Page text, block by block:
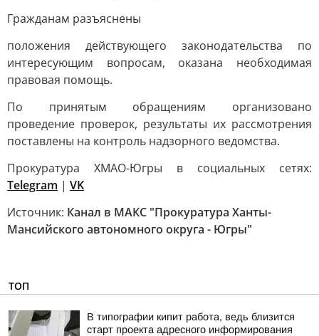
Гражданам разъяснены
положения действующего законодательства по
интересующим вопросам, оказана необходимая
правовая помощь.
По принятым обращениям организовано
проведение проверок, результаты их рассмотрения
поставлены на контроль надзорного ведомства.
Прокуратура ХМАО-Югры в социальных сетях:
Telegram | VK
Источник: Канал в МАКС "Прокуратура Ханты-
Мансийского автономного округа - Югры"
ТОП
В типографии кипит работа, ведь близится
старт проекта адресного информирования